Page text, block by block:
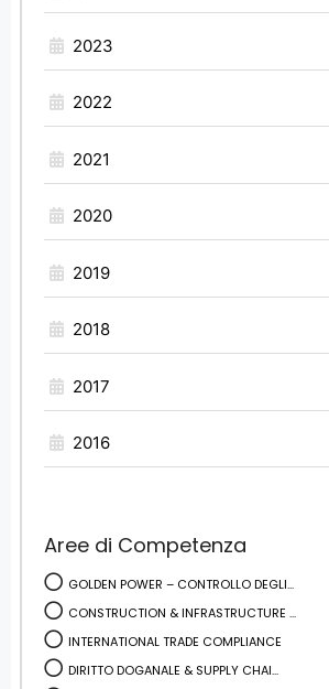
2023
2022
2021
2020
2019
2018
2017
2016
Aree di Competenza
GOLDEN POWER – CONTROLLO DEGLI...
CONSTRUCTION & INFRASTRUCTURE ...
INTERNATIONAL TRADE COMPLIANCE
DIRITTO DOGANALE & SUPPLY CHAI...